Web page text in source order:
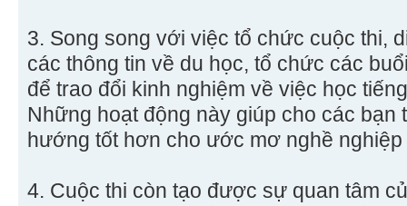
3. Song song với việc tổ chức cuộc thi,
các thông tin về du học, tổ chức các
để trao đổi kinh nghiệm về việc học
Những hoạt động này giúp cho các bạn
hướng tốt hơn cho ước mơ nghề
4. Cuộc thi còn tạo được sự quan tâm